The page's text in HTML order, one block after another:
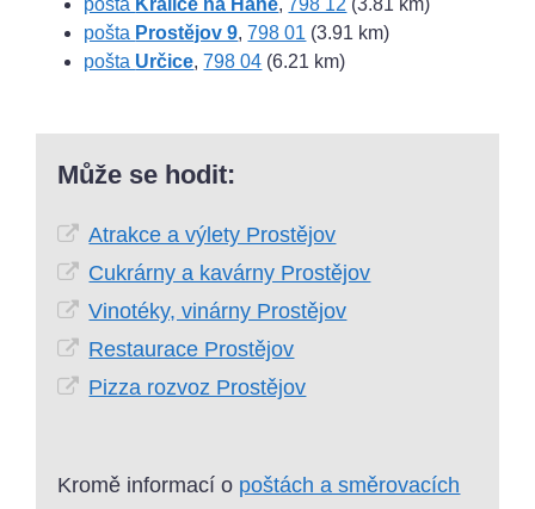
pošta Prostějov 9,798 01 (3.91 km)
pošta Určice,798 04 (6.21 km)
Může se hodit:
Atrakce a výlety Prostějov
Cukrárny a kavárny Prostějov
Vinotéky, vinárny Prostějov
Restaurace Prostějov
Pizza rozvoz Prostějov
Kromě informací o poštách a směrovacích